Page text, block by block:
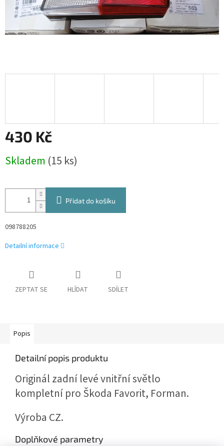
430 Kč
cena:
Skladem (15 ks)
Přidat do košíku
098788205
Detailní informace
ZEPTAT SE HLÍDAT SDÍLET
Popis
Detailní popis produktu
Originál zadní levé vnitřní světlo
kompletní pro Škoda Favorit, Forman.
Výroba CZ.
Doplňkové parametry